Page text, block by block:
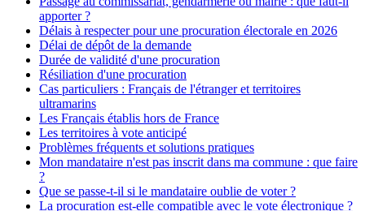
apporter ?
Délais à respecter pour une procuration électorale en 2026
Délai de dépôt de la demande
Durée de validité d'une procuration
Résiliation d'une procuration
Cas particuliers : Français de l'étranger et territoires
ultramarins
Les Français établis hors de France
Les territoires à vote anticipé
Problèmes fréquents et solutions pratiques
Mon mandataire n'est pas inscrit dans ma commune : que faire
?
Que se passe-t-il si le mandataire oublie de voter ?
La procuration est-elle compatible avec le vote électronique ?